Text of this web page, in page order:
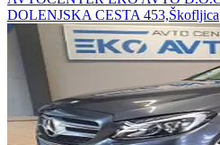
DOLENJSKA CESTA 453,Škofljica